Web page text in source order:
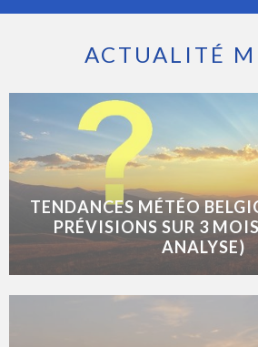
ACTUALITÉ
TENDANCES MÉTÉO
PRÉVISIONS SUR 3
ANALYSE)